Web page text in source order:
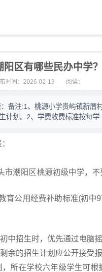
阳区有哪些民办中学？
时间：2026-02-13 阅读：
备注:1、桃源小学贵屿镇新厝
计划。2、学费收费标准按每学
潮阳区桃源初级中学，
育公用经费补助标准(初中
中招生时，优先通过电脑
余的招生计划应公开接受报
所在学校六年级学生可